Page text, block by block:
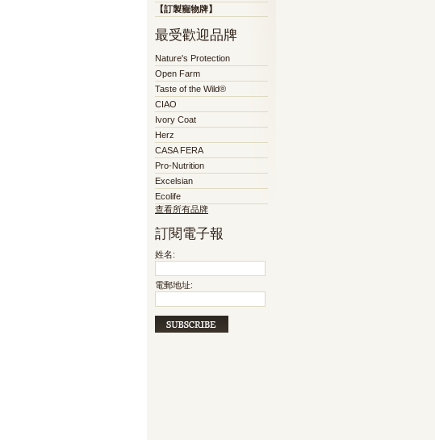
【訂製寵物牌】
最受歡迎品牌
Nature's Protection
Open Farm
Taste of the Wild®
CIAO
Ivory Coat
Herz
CASA FERA
Pro-Nutrition
Excelsian
Ecolife
查看所有品牌
訂閱電子報
姓名:
電郵地址: